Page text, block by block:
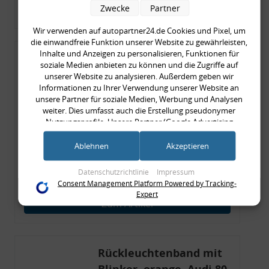
Zum Artikel
Rückleuchtenband mit
Blinker, rot, US-Ecken,
Audi 80 Cabrio, Typ 89,
OE-Nr.: 8G0945225 +
8G0945225C
999,99 €
999,99 € pro 1
Merkzettel
Zum Artikel
Rückleuchtenband mit
Wir verwenden auf autopartner24.de Cookies und Pixel, um
die einwandfreie Funktion unserer Website zu gewährleisten,
Inhalte und Anzeigen zu personalisieren, Funktionen für
soziale Medien anbieten zu können und die Zugriffe auf
unserer Website zu analysieren. Außerdem geben wir
Informationen zu Ihrer Verwendung unserer Website an
unsere Partner für soziale Medien, Werbung und Analysen
weiter. Dies umfasst auch die Erstellung pseudonymer
Nutzungsprofile. Unsere Partner (Google Advertising
Products) führen diese Informationen möglicherweise mit
weiteren Daten zusammen, die Sie ihnen bereitgestellt haben
im Rahmen Ihrer Nutzung der Dienste gesammelt haben
(bspw. Nutzungsdaten anderer Geräte). Ihre Einwilligung zur
Nutzung von Cookies und Pixeln können Sie jederzeit
widerrufen, indem Sie auf den Datenschutz-Button links
unten klicken und dort die entsprechenden Anpassungen
Zwecke der Datenverarbeitung durch unsere Partner:
Speichern von oder Zugriff auf Informationen auf einem Endgerät
Datenschutzrichtlinie Impressum
Zwecke Partner
Ablehnen Akzeptieren
Consent Management Platform Powered by Tracking-
Expert